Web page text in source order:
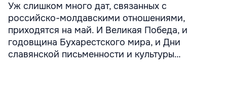
Уж слишком много дат, связанных с
российско-молдавскими отношениями,
приходятся на май. И Великая Победа, и
годовщина Бухарестского мира, и Дни
славянской письменности и культуры…